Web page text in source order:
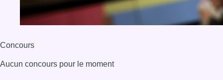
Concours
Aucun concours pour le moment